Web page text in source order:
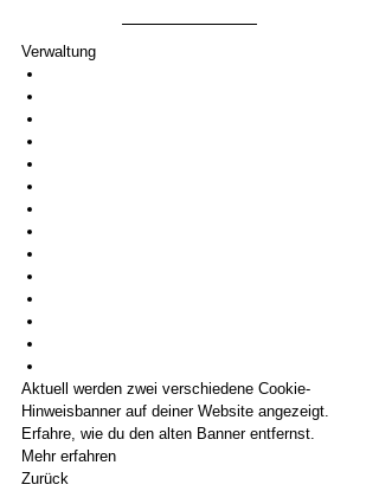
Verwaltung
Aktuell werden zwei verschiedene Cookie-
Hinweisbanner auf deiner Website angezeigt.
Erfahre, wie du den alten Banner entfernst.
Mehr erfahren
Zurück